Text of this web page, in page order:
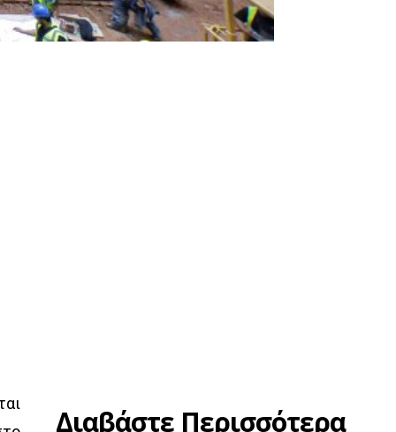
Διαβάστε Περισσότερα